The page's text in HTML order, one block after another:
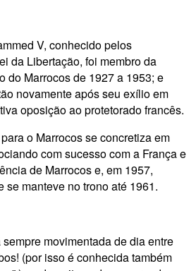
V, conhecido pelos
da Libertação, foi membro da
do Marrocos de 1927 a 1953; e
novamente após seu exílio em
oposição ao protetorado francês.
o Marrocos se concretiza em
com sucesso com a França e
de Marrocos e, em 1957,
se manteve no trono até 1961.
movimentada de dia entre
(por isso é conhecida também